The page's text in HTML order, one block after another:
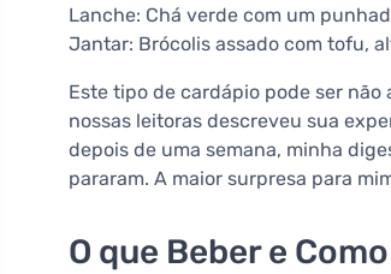
Lanche: Chá verde com um
Jantar: Brócolis assado com tofu,
Este tipo de cardápio pode ser não
nossas leitoras descreveu sua
depois de uma semana, minha
pararam. A maior surpresa para
O que Beber e